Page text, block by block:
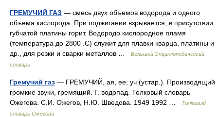
ГРЕМУЧИЙ ГАЗ — смесь двух объемов водорода и одного
объема кислорода. При поджигании взрывается, в присутствии
губчатой платины горит. Водородо кислородное пламя
(температура до 2800 .С) служит для плавки кварца, платины и
др., для резки и сварки металлов …
Большой Энциклопедический
словарь
Гремучий газ — ГРЕМУЧИЙ, ая, ее; уч (устар.). Производящий
громкие звуки, гремящий. Г. водопад. Толковый словарь
Ожегова. С.И. Ожегов, Н.Ю. Шведова. 1949 1992 …
Толковый
словарь Ожегова